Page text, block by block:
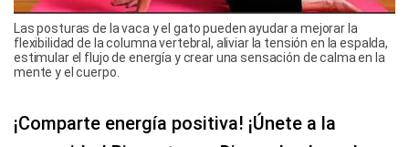
¡Comparte energía positiva! ¡Únete a la
comunidad Bienestar en Discord y descubre
Conecta con personas interesadas en la